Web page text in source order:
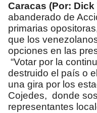
Caracas (Por:
abanderado de
primarias
que los
opciones en las
“Votar por la
destruido el país o
una gira por los
Cojedes, donde
representantes